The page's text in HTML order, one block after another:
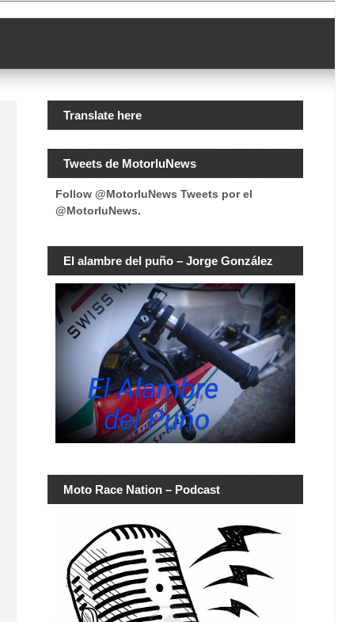
Translate here
Tweets de MotorluNews
Follow @MotorluNews Tweets por el
@MotorluNews.
El alambre del puño – Jorge González
Moto Race Nation – Podcast